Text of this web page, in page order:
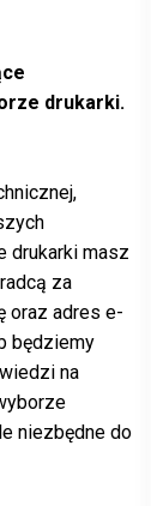
drukarki.
drukarki masz
za
oraz adres e-
będziemy
na
niezbędne do